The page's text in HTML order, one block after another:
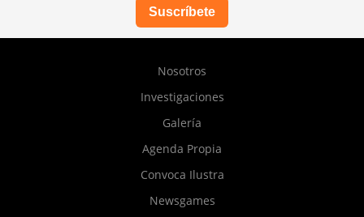
Suscríbete
Nosotros
Investigaciones
Galería
Agenda Propia
Convoca Ilustra
Newsgames